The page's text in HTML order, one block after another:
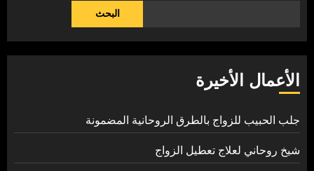
البحث
الأعمال الأخيرة
جلب الحبيب للزواج بالطرق الروحانية المضمونة
شيخ روحاني لعلاج تعطيل الزواج